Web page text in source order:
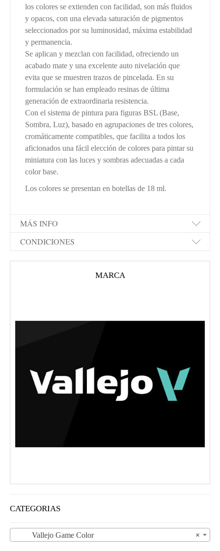
los colores se extienden con facilidad, son más fluidos
y opacos, con una elevada saturación de pigmentos
seleccionados por su luminosidad, máxima estabilidad
y permanencia.
Se aplican y mezclan con facilidad, ofreciendo un
acabado mate y una excelente auto nivelación que
evita que se muestren trazos de pincelada. En su
formulación se han empleado resinas de última
generación de extraordinaria resistencia.
Con el sistema de pintura para figuras BSL (Base,
Sombra, Luz), basado en agrupaciones de tres colores,
cromáticamente compatibles, que facilita a todos los
aficionados una fácil elección de colores para pintar su
miniatura con las luces y sombras adecuadas a cada
color base.
Los colores se presentan en botellas de 18 ml.
MÁS INFO
CONDICIONES
MARCA
CATEGORIAS
×
Vallejo Game Color